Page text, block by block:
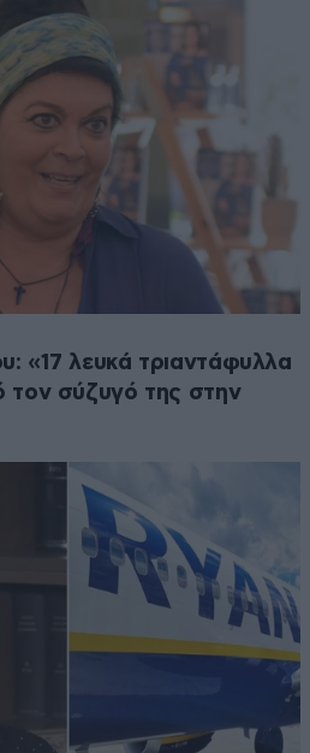
«17 λευκά τριαντάφυλλα
τον σύζυγό της στην